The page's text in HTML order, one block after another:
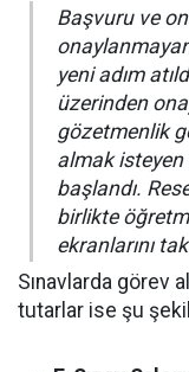
Başvuru ve
yeni adım
üzerinden
gözetmenlik
almak isteyen
başlandı.
birlikte
ekranlarını
Sınavlarda görev
tutarlar ise şu